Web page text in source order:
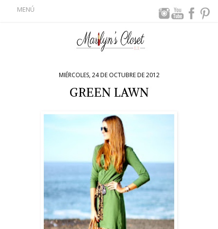
MENÚ
MIÉRCOLES, 24 DE OCTUBRE DE 2012
GREEN LAWN